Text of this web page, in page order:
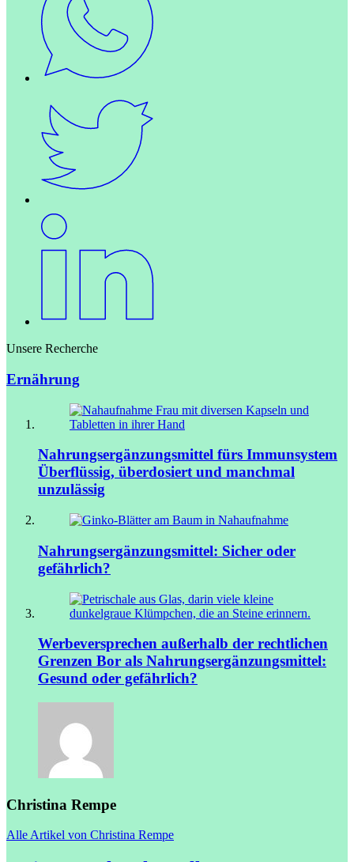
Unsere Recherche
Ernährung
Nahrungsergänzungsmittel fürs Immunsystem
Überflüssig, überdosiert und manchmal
unzulässig
Nahrungsergänzungsmittel: Sicher oder
gefährlich?
Werbeversprechen außerhalb der rechtlichen
Grenzen Bor als Nahrungsergänzungsmittel:
Gesund oder gefährlich?
Christina Rempe
Alle Artikel von Christina Rempe